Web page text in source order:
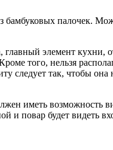
бамбуковых палочек.
главный элемент кухни,
того, нельзя
следует так, чтобы она
иметь возможность
и повар будет видеть